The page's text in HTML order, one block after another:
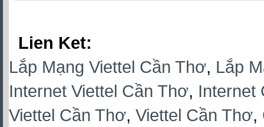
Lien Ket:
Lắp Mạng Viettel Cần Thơ, Lắp
Internet Viettel Cần Thơ, Internet
Viettel Cần Thơ, Viettel Cần Thơ,